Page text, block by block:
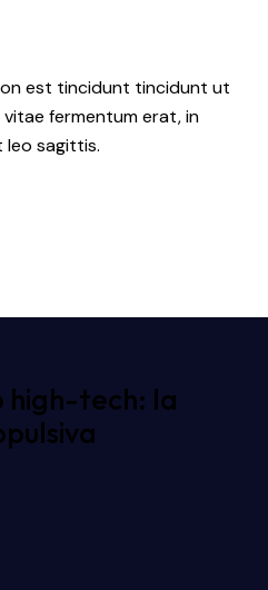
est tincidunt tincidunt ut
fermentum erat, in
sagittis.
high-tech: la